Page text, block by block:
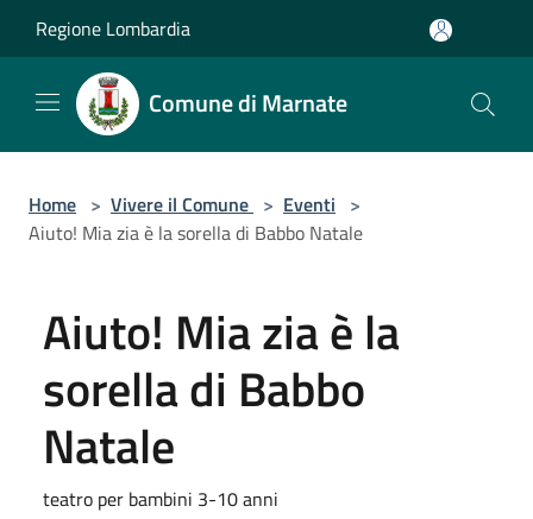
Regione Lombardia
Comune di Marnate
Home > Vivere il Comune > Eventi >
Aiuto! Mia zia è la sorella di Babbo Natale
Aiuto! Mia zia è la
sorella di Babbo
Natale
teatro per bambini 3-10 anni